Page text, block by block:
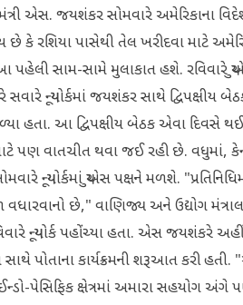
એસ. જયશંકર સોમવારે અમેરિકાના વિદેશ
કે રશિયા પાસેથી તેલ ખરીદવા માટે
પહેલી સામ-સામે મુલાકાત હશે. રવિવારે
સવારે ન્યૂયોર્કમાં જયશંકર સાથે દ્વિપક્ષીય
હતા. આ દ્વિપક્ષીય બેઠક એવા દિવસે
પણ વાતચીત થવા જઈ રહી છે. વધુમાં,
ન્યૂયોર્કમાં યુએસ પક્ષને મળશે.
વધારવાનો છે," વાણિજ્ય અને ઉદ્યોગ
ન્યૂયોર્ક પહોંચ્યા હતા. એસ જયશંકરે અહીં
પોતાના કાર્યક્રમની શરૂઆત કરી હતી.
પેસિફિક ક્ષેત્રમાં અમારા સહયોગ અંગે